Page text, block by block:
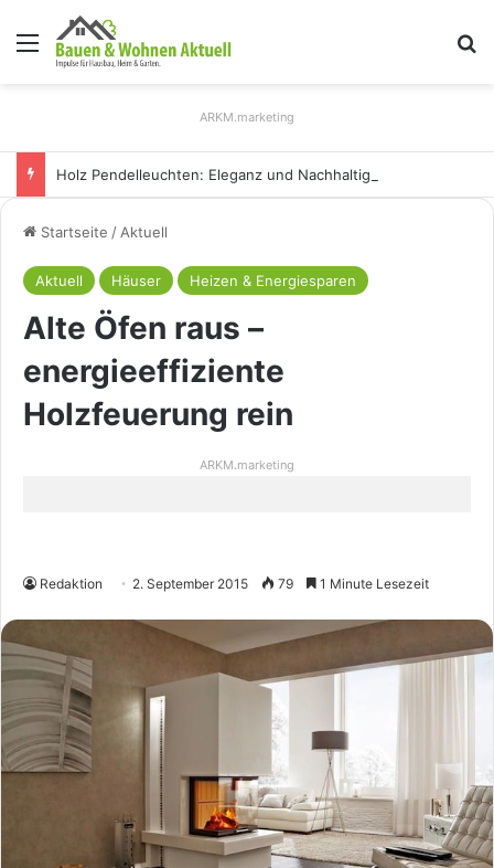
Menü
ARKM.marketing
Startseite / Aktuell
Aktuell Häuser Heizen & Energiesparen
Alte Öfen raus –
energieeffiziente
Holzfeuerung rein
ARKM.marketing
Redaktion 2. September 2015 79 1 Minute Lesezeit